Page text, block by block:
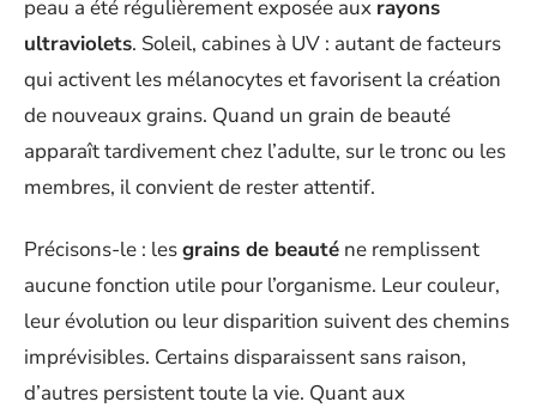
peau a été régulièrement exposée aux rayons
ultraviolets. Soleil, cabines à UV : autant de facteurs
qui activent les mélanocytes et favorisent la création
de nouveaux grains. Quand un grain de beauté
apparaît tardivement chez l’adulte, sur le tronc ou les
membres, il convient de rester attentif.
Précisons-le : lesgrains de beauté ne remplissent
aucune fonction utile pour l’organisme. Leur couleur,
leur évolution ou leur disparition suivent des chemins
imprévisibles. Certains disparaissent sans raison,
d’autres persistent toute la vie. Quant aux